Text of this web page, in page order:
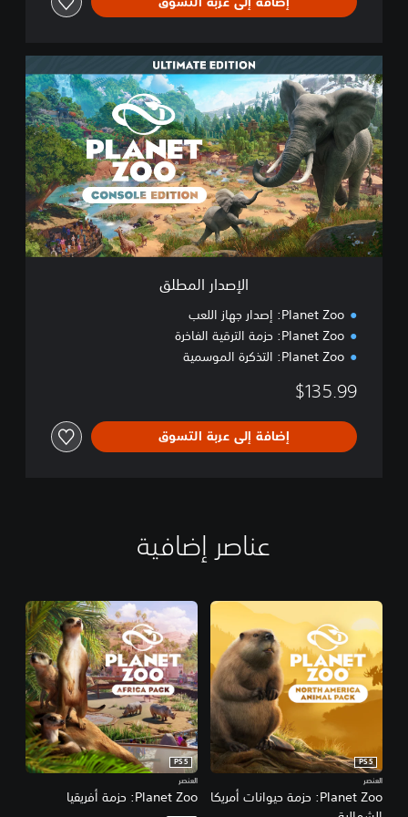
ل
إ
ص
د
ا
ر
ا
ل
م
ط
ل
الإصدار المطلق
Planet Zoo: إصدار جهاز اللعب
Planet Zoo: حزمة الترقية الفاخرة
Planet Zoo: التذكرة الموسمية
$135.99
إضافة إلى عربة التسوق
عناصر إضافية
Planet Zoo: حزمة حيوانات أمريكا
PS5
العنصر
Planet Zoo: حزمة أفريقيا
PS5
العنصر